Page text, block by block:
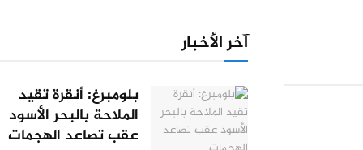
آخر الأخبار
بلومبرغ: أنقرة تقيد
الملاحة بالبحر الأسود
عقب تصاعد الهجمات